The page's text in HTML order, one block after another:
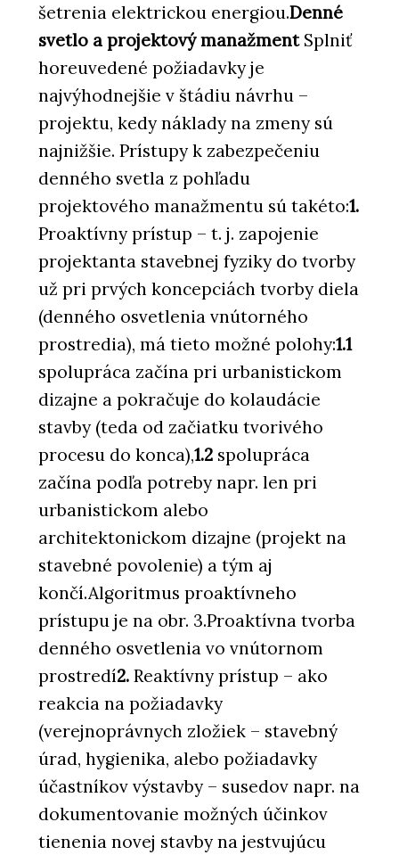
šetrenia elektrickou energiou.Denné
svetlo a projektový manažment Splniť
horeuvedené požiadavky je
najvýhodnejšie v štádiu návrhu –
projektu, kedy náklady na zmeny sú
najnižšie. Prístupy k zabezpečeniu
denného svetla z pohľadu
projektového manažmentu sú takéto:1.
Proaktívny prístup – t. j. zapojenie
projektanta stavebnej fyziky do tvorby
už pri prvých koncepciách tvorby diela
(denného osvetlenia vnútorného
prostredia), má tieto možné polohy:1.1
spolupráca začína pri urbanistickom
dizajne a pokračuje do kolaudácie
stavby (teda od začiatku tvorivého
procesu do konca),1.2 spolupráca
začína podľa potreby napr. len pri
urbanistickom alebo
architektonickom dizajne (projekt na
stavebné povolenie) a tým aj
končí.Algoritmus proaktívneho
prístupu je na obr. 3.Proaktívna tvorba
denného osvetlenia vo vnútornom
prostredí2. Reaktívny prístup – ako
reakcia na požiadavky
(verejnoprávnych zložiek – stavebný
úrad, hygienika, alebo požiadavky
účastníkov výstavby – susedov napr. na
dokumentovanie možných účinkov
tienenia novej stavby na jestvujúcu